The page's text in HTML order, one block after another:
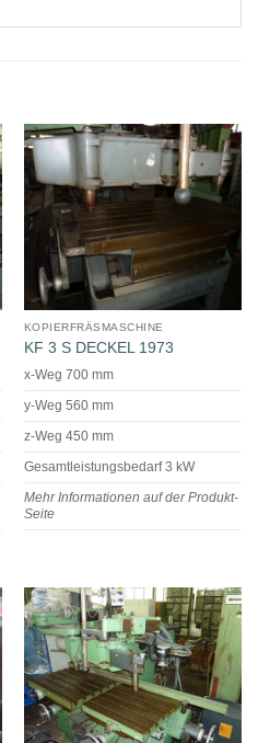
KOPIERFRÄSMASCHINE
KF 3 S DECKEL 1973
x-Weg 700 mm
y-Weg 560 mm
z-Weg 450 mm
Gesamtleistungsbedarf 3 kW
Mehr Informationen auf der Produkt-
Seite